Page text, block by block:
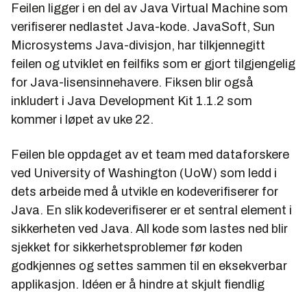
Feilen ligger i en del av Java Virtual Machine som
verifiserer nedlastet Java-kode. JavaSoft, Sun
Microsystems Java-divisjon, har tilkjennegitt
feilen og utviklet en feilfiks som er gjort tilgjengelig
for Java-lisensinnehavere. Fiksen blir også
inkludert i Java Development Kit 1.1.2 som
kommer i løpet av uke 22.
Feilen ble oppdaget av et team med dataforskere
ved University of Washington (UoW) som ledd i
dets arbeide med å utvikle en kodeverifiserer for
Java. En slik kodeverifiserer er et sentral element i
sikkerheten ved Java. All kode som lastes ned blir
sjekket for sikkerhetsproblemer før koden
godkjennes og settes sammen til en eksekverbar
applikasjon. Idéen er å hindre at skjult fiendlig